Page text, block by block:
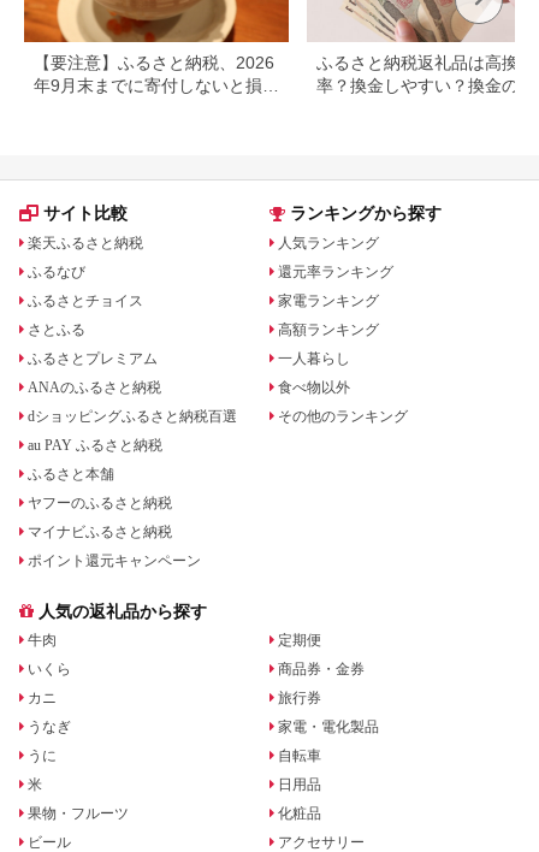
【要注意】ふるさと納税、2026
年9月末までに寄付しないと損す
ふるさと納税返礼品は高換金
率？換金しやすい？換金の可
サイト比較
楽天ふるさと納税
ふるなび
ふるさとチョイス
さとふる
ふるさとプレミアム
ANAのふるさと納税
dショッピングふるさと納税百選
au PAY ふるさと納税
ふるさと本舗
ヤフーのふるさと納税
マイナビふるさと納税
ポイント還元キャンペーン
ランキングから探す
人気ランキング
還元率ランキング
家電ランキング
高額ランキング
一人暮らし
食べ物以外
その他のランキング
人気の返礼品から探す
牛肉
いくら
カニ
うなぎ
うに
米
果物・フルーツ
ビール
定期便
商品券・金券
旅行券
家電・電化製品
自転車
日用品
化粧品
アクセサリー